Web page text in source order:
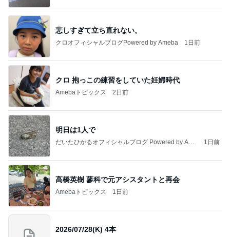
悲しすぎて立ち直れない。
クロオフィシャルブログPowered by Ameba 1日前
クロ 抱っこの練習をしていた妊婦時代
Amebaトピックス 2日前
明日は1人で
だいたひかるオフィシャルブログ Powered by Ame
1日前
高橋英樹 蓼科で元アシスタントと再会
Amebaトピックス 1日前
2026/07/28(K) 4本